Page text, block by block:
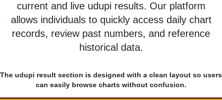
current and live udupi results. Our platform
allows individuals to quickly access daily chart
records, review past numbers, and reference
historical data.
The udupi result section is designed with a clean layout so users
can easily browse charts without confusion.